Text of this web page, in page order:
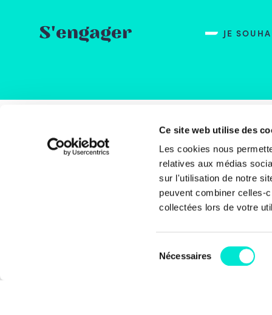
Ce site web utilise des
Les cookies nous
relatives aux médias
sur l'utilisation de notre
peuvent combiner celles-
collectées lors de votre
du
Nécessaires
S'engager JE
+32